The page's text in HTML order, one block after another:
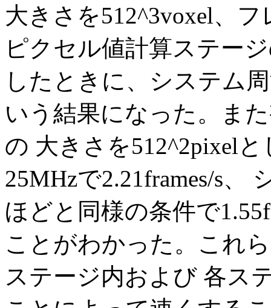
大きさを512^3voxel、
ピクセル値計算ステー
したときに、システム
いう結果になった。ま
の 大きさを512^2pixel
25MHzで2.21frames/s、
ほどと同様の条件で
ことがわかった。これ
ステージ内および 各ス